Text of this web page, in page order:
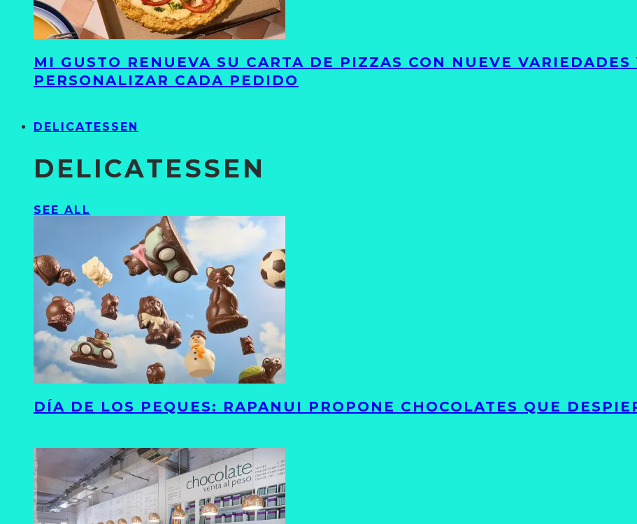
MI GUSTO RENUEVA SU CARTA DE PIZZAS CON NUEVE
PERSONALIZAR CADA PEDIDO
DELICATESSEN
DELICATESSEN
SEE ALL
DÍA DE LOS PEQUES: RAPANUI PROPONE CHOCOLATES QUE